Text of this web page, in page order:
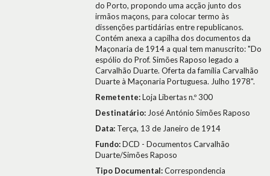
do Porto, propondo uma acção junto dos
irmãos maçons, para colocar termo às
dissenções partidárias entre republicanos.
Contém anexa a capilha dos documentos da
Maçonaria de 1914 a qual tem manuscrito: "Do
espólio do Prof. Simões Raposo legado a
Carvalhão Duarte. Oferta da família Carvalhão
Duarte à Maçonaria Portuguesa. Julho 1978".
Remetente:Loja Libertas n.º 300
Destinatário: José António Simões Raposo
Data: Terça, 13 de Janeiro de 1914
Fundo:DCD - Documentos Carvalhão
Duarte/Simões Raposo
Tipo Documental:Correspondencia